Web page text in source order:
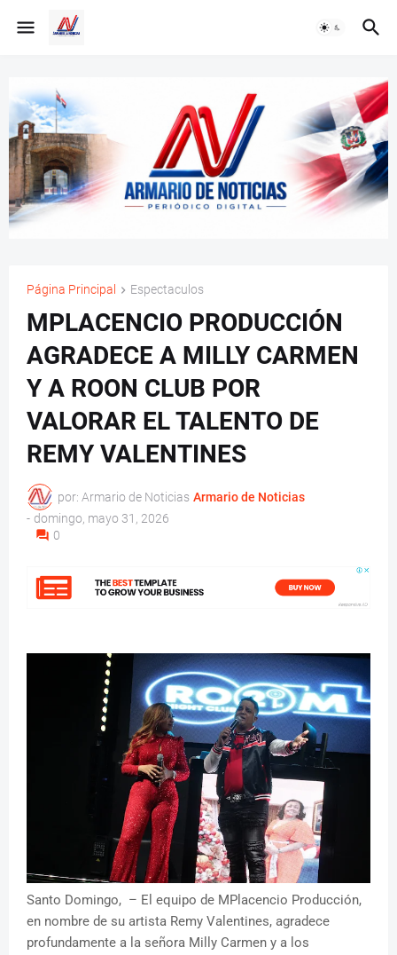
Página Principal Espectaculos
MPLACENCIO PRODUCCIÓN
AGRADECE A MILLY CARMEN
Y A ROON CLUB POR
VALORAR EL TALENTO DE
REMY VALENTINES
por: Armario de Noticias Armario de Noticias
- domingo, mayo 31, 2026
0
Santo Domingo, – El equipo de MPlacencio Producción,
en nombre de su artista Remy Valentines, agradece
profundamente a la señora Milly Carmen y a los